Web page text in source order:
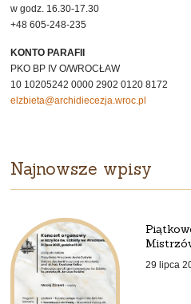
w godz. 16.30-17.30
+48 605-248-235
KONTO PARAFII
PKO BP IV O/WROCŁAW
10 10205242 0000 2902 0120 8172
elzbieta@archidiecezja.wroc.pl
Najnowsze wpisy
29 lipca